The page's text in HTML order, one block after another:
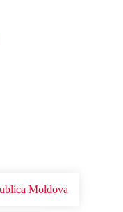
DE NERATAT
Moldova